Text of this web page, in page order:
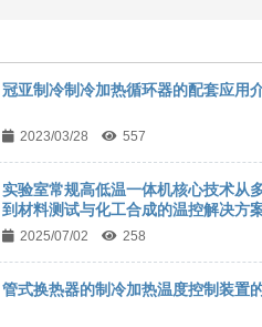
冠亚制冷制冷加热循环器的配套应用
2023/03/28 557
实验室常规高低温一体机核心技术从
到材料测试与化工合成的温控解决方
2025/07/02 258
管式换热器的制冷加热温度控制装置